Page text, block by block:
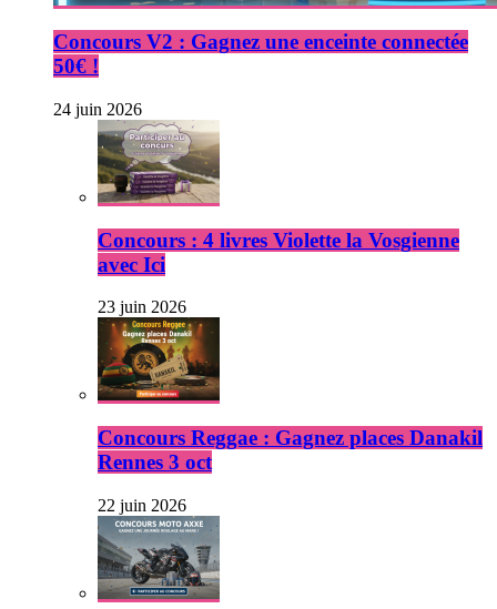
Concours V2 : Gagnez une enceinte connectée
50€ !
24 juin 2026
Concours : 4 livres Violette la Vosgienne
avec Ici
23 juin 2026
Concours Reggae : Gagnez places Danakil
Rennes 3 oct
22 juin 2026